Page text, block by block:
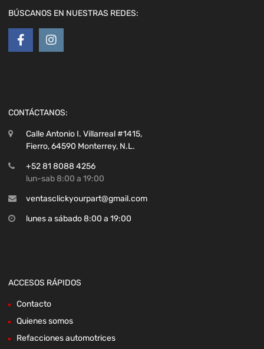
BÚSCANOS EN NUESTRAS REDES:
CONTÁCTANOS:
Calle Antonio I. Villarreal #1415,
Fierro, 64590 Monterrey, N.L.
+52 81 8088 4256
lun-sab 8:00 a 19:00
ventasclickyourpart@gmail.com
lunes a sábado 8:00 a 19:00
ACCESOS RÁPIDOS
Contacto
Quienes somos
Refacciones automotrices